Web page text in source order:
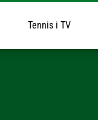
Tennis i TV